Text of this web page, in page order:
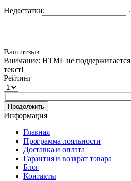
Недостатки:
Ваш отзыв
Внимание: HTML не
текст!
Рейтинг
Продолжить
Информация
Главная
Программа лояльности
Доставка и оплата
Гарантия и возврат товара
Блог
Контакты